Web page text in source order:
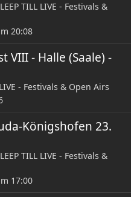
TILL LIVE - Festivals &
20:08
VIII - Halle (Saale) -
- Festivals & Open Airs
Königshofen 23.
TILL LIVE - Festivals &
17:00